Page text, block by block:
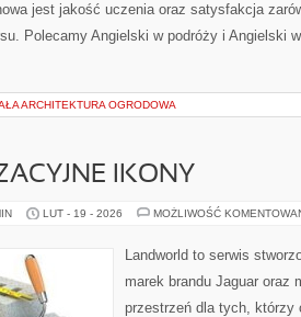
jest jakość uczenia oraz satysfakcja
Polecamy Angielski w podróży i Angielski
ARCHITEKTURA OGRODOWA
IKONY
LUT - 19 - 2026 MOŻLIWOŚĆ
Landworld to serwis
marek brandu Jaguar oraz
przestrzeń dla tych, którzy